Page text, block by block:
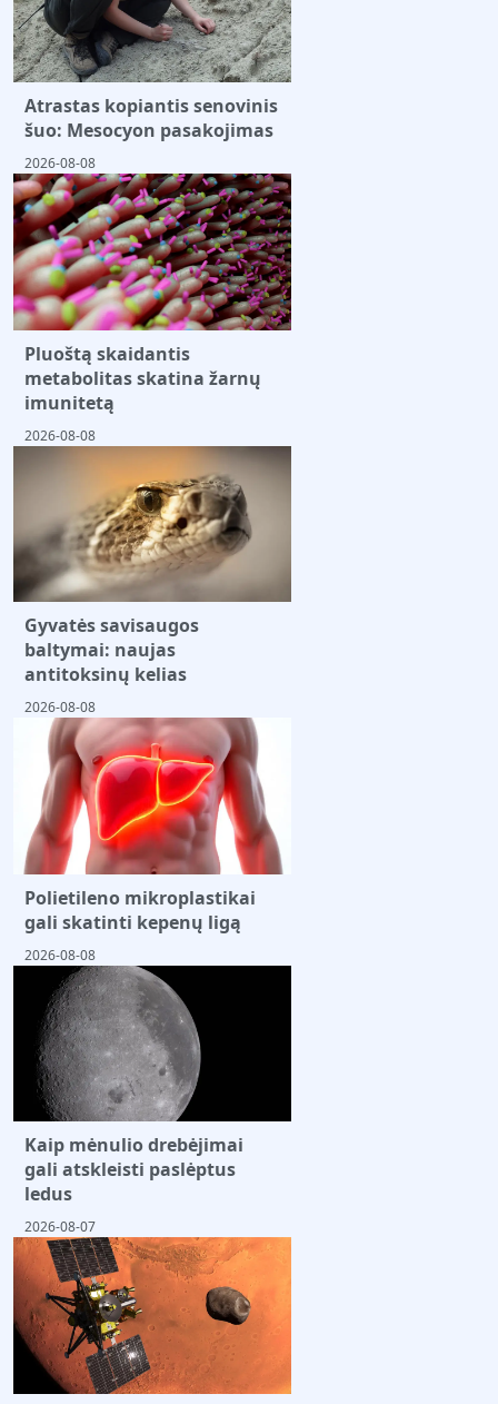
Atrastas kopiantis senovinis
šuo: Mesocyon pasakojimas
2026-08-08
Pluoštą skaidantis
metabolitas skatina žarnų
imunitetą
2026-08-08
Gyvatės savisaugos
baltymai: naujas
antitoksinų kelias
2026-08-08
Polietileno mikroplastikai
gali skatinti kepenų ligą
2026-08-08
Kaip mėnulio drebėjimai
gali atskleisti paslėptus
ledus
2026-08-07